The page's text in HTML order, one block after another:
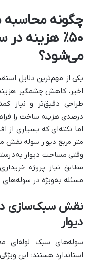
چگونه محاسبه
۵۰٪ هزینه
می‌شود؟
یکی از مهم‌ترین دلایل
اخیر، کاهش چشمگیر
درصدی هزینه ساخت را
اما نکته‌ای که بسیاری از
متر مربع دیوار سوله نقش
وقتی مساحت دیوار
مطابق نیاز پروژه
مسئله به‌ویژه در
نقش سبک‌سازی
دیوار
سوله‌های سبک لوله‌ای
استاندارد هستند؛ این